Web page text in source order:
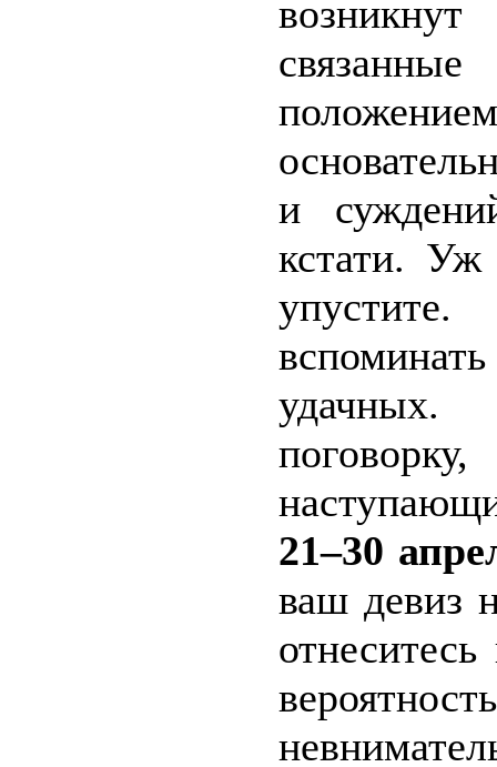
и
кстати. Уж
удачных.
21–30
ваш девиз